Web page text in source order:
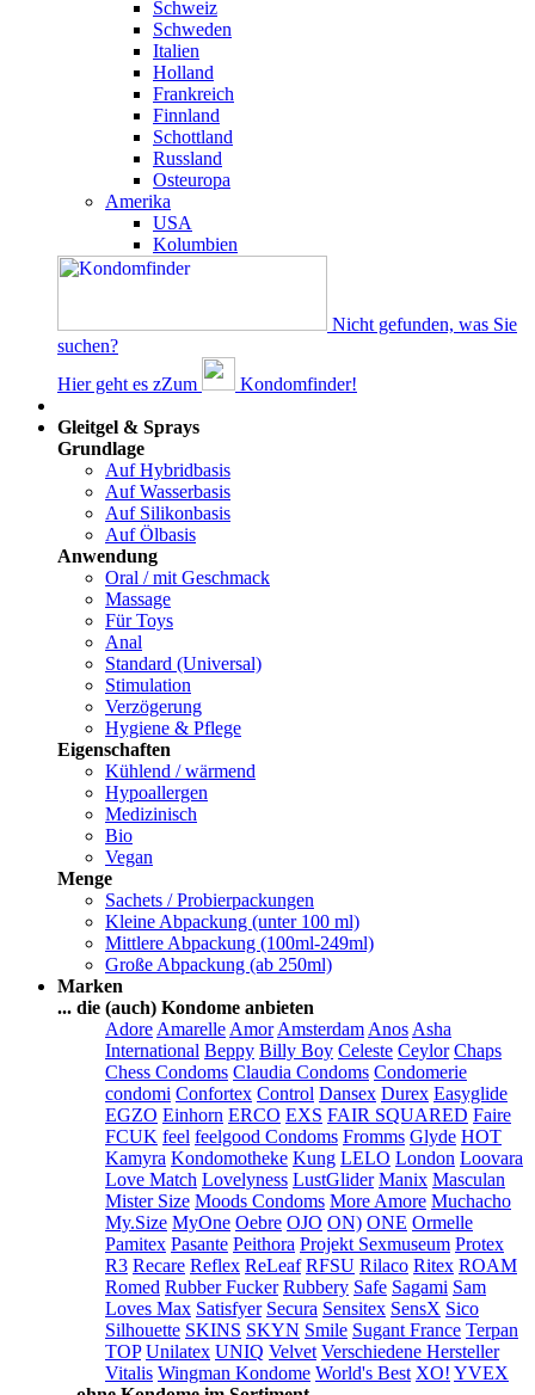
Schweiz
Schweden
Italien
Holland
Frankreich
Finnland
Schottland
Russland
Osteuropa
Amerika
USA
Kolumbien
Nicht gefunden, was Sie
suchen?
Hier geht es zZum
Kondomfinder!
Gleitgel & Sprays
Grundlage
Auf Hybridbasis
Auf Wasserbasis
Auf Silikonbasis
Auf Ölbasis
Anwendung
Oral / mit Geschmack
Massage
Für Toys
Anal
Standard (Universal)
Stimulation
Verzögerung
Hygiene & Pflege
Eigenschaften
Kühlend / wärmend
Hypoallergen
Medizinisch
Bio
Vegan
Menge
Sachets / Probierpackungen
Kleine Abpackung (unter 100 ml)
Mittlere Abpackung (100ml-249ml)
Große Abpackung (ab 250ml)
Marken
... die (auch) Kondome anbieten
Adore Amarelle Amor Amsterdam Anos Asha
International Beppy Billy Boy Celeste Ceylor Chaps
Chess Condoms Claudia Condoms Condomerie
condomi Confortex Control Dansex Durex Easyglide
EGZO Einhorn ERCO EXS FAIR SQUARED Faire
FCUK feel feelgood Condoms Fromms Glyde HOT
Kamyra Kondomotheke Kung LELO London Loovara
Love Match Lovelyness LustGlider Manix Masculan
Mister Size Moods Condoms More Amore Muchacho
My.Size MyOne Oebre OJO ON) ONE Ormelle
Pamitex Pasante Peithora Projekt Sexmuseum Protex
R3 Recare Reflex ReLeaf RFSU Rilaco Ritex ROAM
Romed Rubber Fucker Rubbery Safe Sagami Sam
Loves Max Satisfyer Secura Sensitex SensX Sico
Silhouette SKINS SKYN Smile Sugant France Terpan
TOP Unilatex UNIQ Velvet Verschiedene Hersteller
Vitalis Wingman Kondome World's Best XO! YVEX